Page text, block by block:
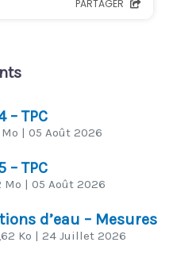
– TPC
| 05 Août 2026
– TPC
Mo | 05 Août 2026
d’eau – Mesures
Ko | 24 Juillet 2026